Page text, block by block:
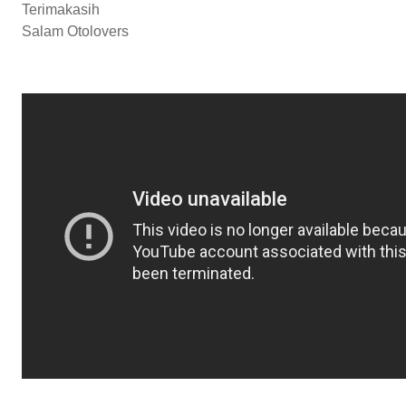
Terimakasih
Salam Otolovers